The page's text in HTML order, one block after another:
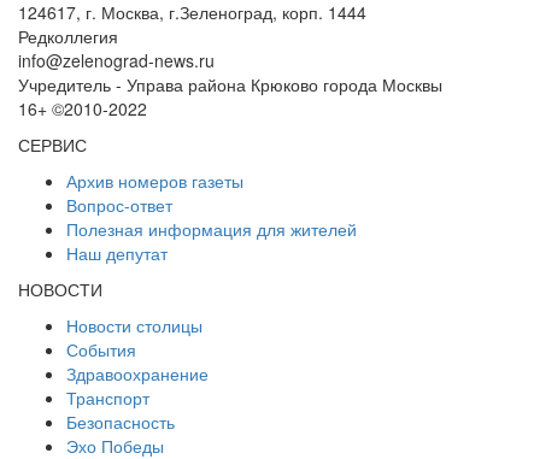
124617, г. Москва, г.Зеленоград, корп. 1444
Редколлегия
info@zelenograd-news.ru
Учредитель - Управа района Крюково города Москвы
16+ ©2010-2022
СЕРВИС
Архив номеров газеты
Вопрос-ответ
Полезная информация для жителей
Наш депутат
НОВОСТИ
Новости столицы
События
Здравоохранение
Транспорт
Безопасность
Эхо Победы